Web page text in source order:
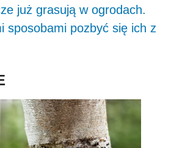
już grasują w ogrodach.
sposobami pozbyć się ich z